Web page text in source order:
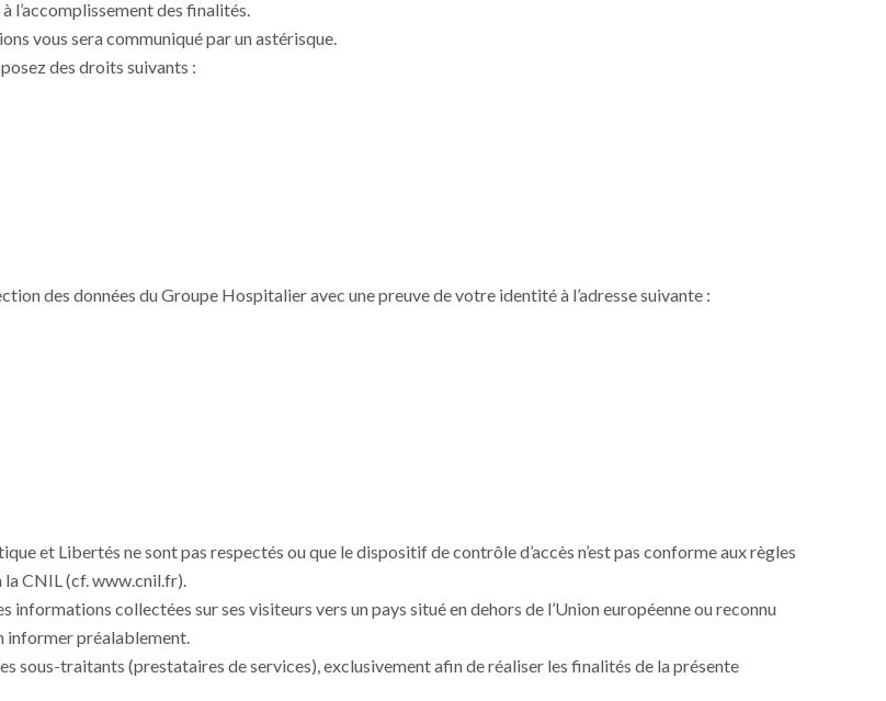
l’accomplissement des finalités.
vous sera communiqué par un astérisque.
des droits suivants :
des données du Groupe Hospitalier avec une preuve de votre identité à l’adresse suivante :
et Libertés ne sont pas respectés ou que le dispositif de contrôle d’accès n’est pas conforme aux règles
CNIL (cf. www.cnil.fr).
collectées sur ses visiteurs vers un pays situé en dehors de l’Union européenne ou reconnu
informer préalablement.
sous-traitants (prestataires de services), exclusivement afin de réaliser les finalités de la présente